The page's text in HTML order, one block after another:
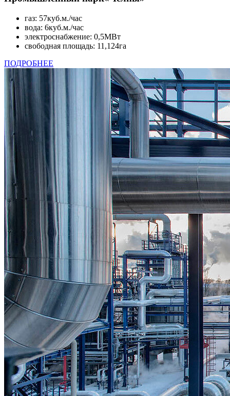
газ: 57куб.м./час
вода: 6куб.м./час
электроснабжение: 0,5МВт
свободная площадь: 11,124га
ПОДРОБНЕЕ